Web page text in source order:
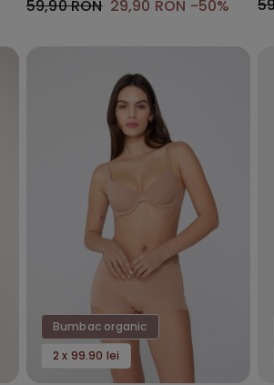
59,90 RON 29,90 RON -50%
Bumbac organic
2 x 99.90 lei